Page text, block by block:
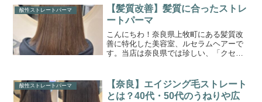
とにたくさんのお客様にお越しいただけ
ておりますm(__)m...
酸性ストレートパーマ
【髪質改善】髪質に合ったストレ
ートパーマ
こんにちわ！奈良県上牧町にある髪質改
善に特化した美容室、ルセラムヘアーで
す。当店は奈良県では珍しい、「クセ毛
もお役立ちできれば嬉しく思います。ひ
とりひとりに合わせた、オ...
酸性ストレートパーマ
【奈良】エイジング毛ストレート
とは？40代・50代のうねりや広